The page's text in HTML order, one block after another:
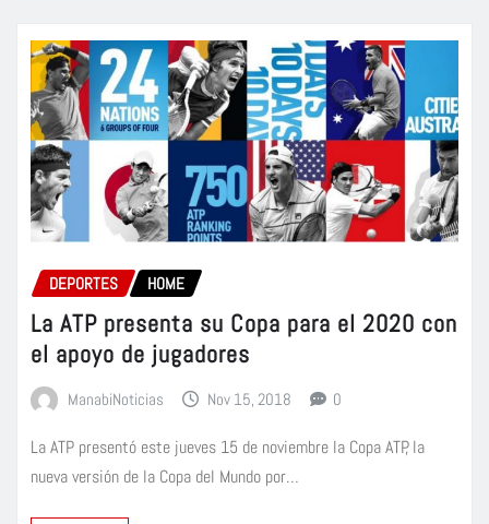
DEPORTES HOME
La ATP presenta su Copa para el 2020 con
el apoyo de jugadores
ManabiNoticias Nov 15, 2018 0
La ATP presentó este jueves 15 de noviembre la Copa ATP, la
nueva versión de la Copa del Mundo por…